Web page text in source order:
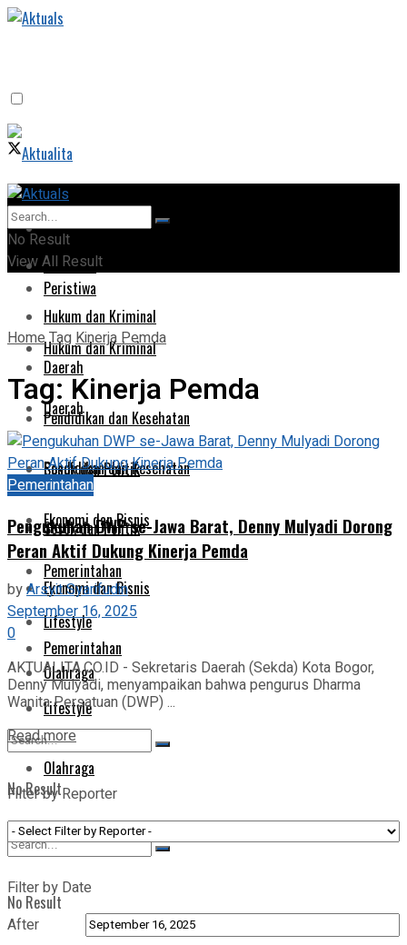
Home
Peristiwa
Hukum dan Kriminal
Daerah
Pendidikan dan Kesehatan
Sosok dan Politik
Ekonomi dan Bisnis
Pemerintahan
Lifestyle
Olahraga
No Result
View All Result
Home
Peristiwa
Hukum dan Kriminal
Daerah
Pendidikan dan Kesehatan
Sosok dan Politik
Ekonomi dan Bisnis
Pemerintahan
Lifestyle
Olahraga
No Result
No Result
View All Result
HomeTagKinerja Pemda
Tag:Kinerja Pemda
Pemerintahan
Pengukuhan DWP se-Jawa Barat, Denny Mulyadi Dorong
Peran Aktif Dukung Kinerja Pemda
byArsyit Syarifudin
September 16, 2025
0
AKTUALITA.CO.ID - Sekretaris Daerah (Sekda) Kota Bogor,
Denny Mulyadi, menyampaikan bahwa pengurus Dharma
Wanita Persatuan (DWP) ...
Read more
Filter by Reporter
Filter by Date
After